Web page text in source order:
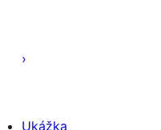
Ukážka